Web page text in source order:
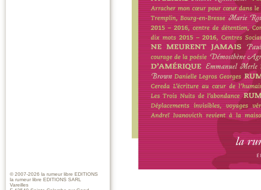
© 2007-2026 la rumeur libre EDITIONS
la rumeur libre EDITIONS SARL
Vareilles